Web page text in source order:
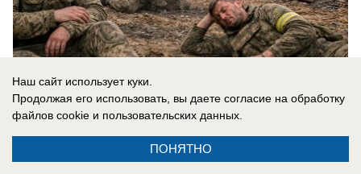
07.08.2026
Наш сайт использует куки.
Продолжая его использовать, вы даете согласие на обработку
файлов cookie и пользовательских данных.
ПОНЯТНО